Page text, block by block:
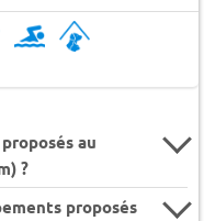
au
?
proposés